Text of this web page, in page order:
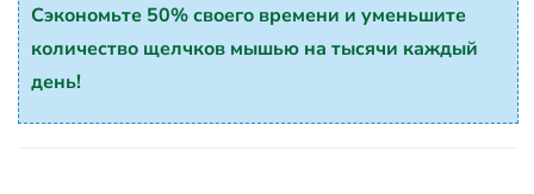
Сэкономьте 50% своего времени и уменьшите
количество щелчков мышью на тысячи каждый
день!